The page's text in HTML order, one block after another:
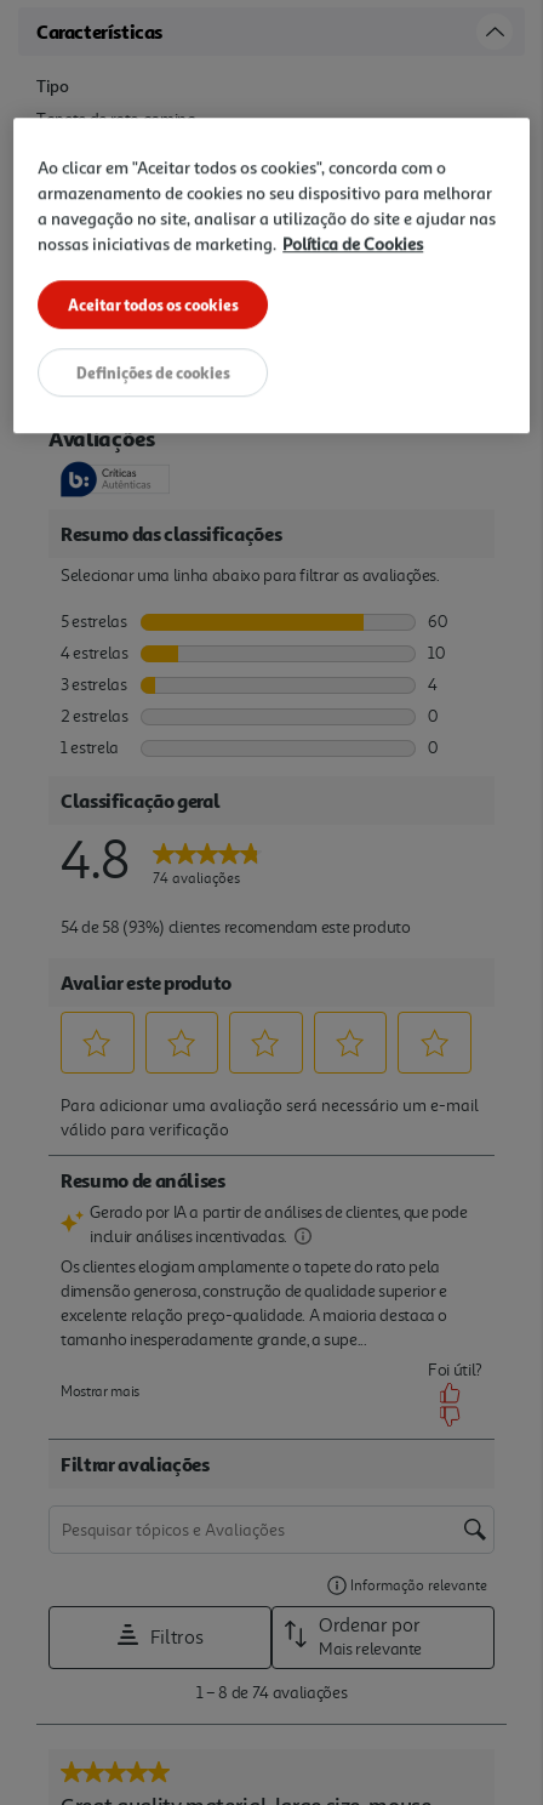
Características
Tipo
Tapete de rato gaming
Outras características
.
Garantia
36 Meses
Avaliações
Ao clicar em "Aceitar todos os cookies", concorda com o
armazenamento de cookies no seu dispositivo para melhorar
a navegação no site, analisar a utilização do site e ajudar nas
nossas iniciativas de marketing. Política de Cookies
Aceitar todos os cookies
Definições de cookies